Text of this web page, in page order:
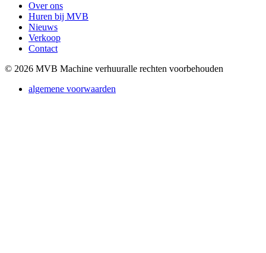
Over ons
Huren bij MVB
Nieuws
Verkoop
Contact
© 2026 MVB Machine verhuuralle rechten voorbehouden
algemene voorwaarden